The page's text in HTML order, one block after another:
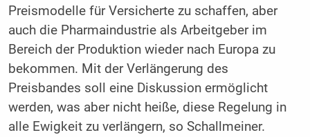
Preismodelle für Versicherte zu schaffen, aber
auch die Pharmaindustrie als Arbeitgeber im
Bereich der Produktion wieder nach Europa zu
bekommen. Mit der Verlängerung des
Preisbandes soll eine Diskussion ermöglicht
werden, was aber nicht heiße, diese Regelung in
alle Ewigkeit zu verlängern, so Schallmeiner.